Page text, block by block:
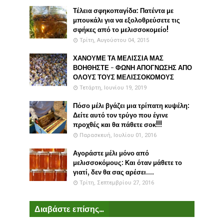
Τέλεια σφηκοπαγίδα: Πατέντα με
μπουκάλι για να εξολοθρεύσετε τις
σφήκες από το μελισσοκομείο!
Τρίτη, Αυγούστου 04, 2015
ΧΑΝΟΥΜΕ ΤΑ ΜΕΛΙΣΣΙΑ ΜΑΣ
ΒΟΗΘΗΣΤΕ - ΦΩΝΗ ΑΠΟΓΝΩΣΗΣ ΑΠΟ
ΟΛΟΥΣ ΤΟΥΣ ΜΕΛΙΣΣΟΚΟΜΟΥΣ
Τετάρτη, Ιουνίου 19, 2019
Πόσο μέλι βγάζει μια τρίπατη κυψέλη:
Δείτε αυτό τον τρύγο που έγινε
προχθές και θα πάθετε σοκ!!!
Παρασκευή, Ιουλίου 01, 2016
Αγοράστε μέλι μόνο από
μελισσοκόμους: Και όταν μάθετε το
γιατί, δεν θα σας αρέσει....
Τρίτη, Σεπτεμβρίου 27, 2016
Διαβάστε επίσης...